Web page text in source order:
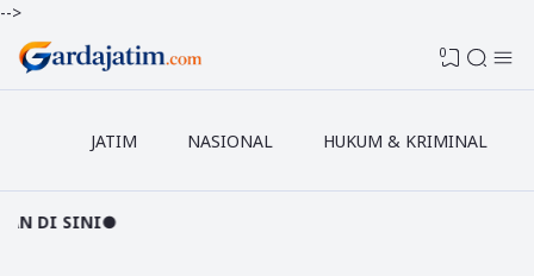
-->
0
JATIM NASIONAL HUKUM & KRIMINAL